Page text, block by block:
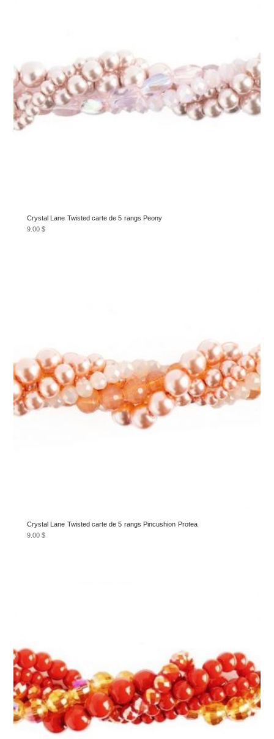
Crystal Lane Twisted carte de 5 rangs Peony
9.00$
Crystal Lane Twisted carte de 5 rangs Pincushion Protea
9.00$